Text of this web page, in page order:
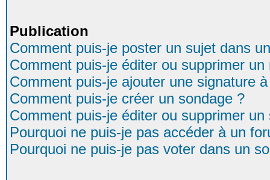
Publication
Comment puis-je poster un sujet dans
Comment puis-je éditer ou supprimer un
Comment puis-je ajouter une signature
Comment puis-je créer un sondage ?
Comment puis-je éditer ou supprimer un
Pourquoi ne puis-je pas accéder à un
Pourquoi ne puis-je pas voter dans un